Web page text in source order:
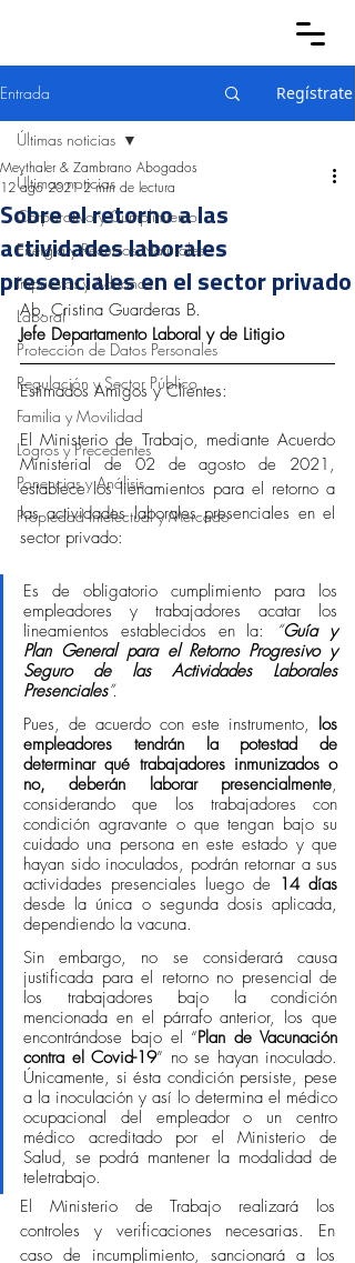
Entrada Regístrate
Últimas noticias
Corporativo y Cumplimiento
Energía y Recursos Naturales
Impuestos y Aduanas
Laboral
Protección de Datos Personales
Regulación y Sector Público
Familia y Movilidad
Logros y Precedentes
Ponencias y Análisis
Propiedad Intelectual y Mercado
Últimas noticias
Sobre el retorno a las
actividades laborales
presenciales en el sector privado
Meythaler & Zambrano Abogados
12 ago 2021 2 min de lectura
Ab. Cristina Guarderas B.
Jefe Departamento Laboral y de Litigio
Estimados Amigos y Clientes:
El Ministerio de Trabajo, mediante Acuerdo
Ministerial de 02 de agosto de 2021,
establece los lienamientos para el retorno a
las actividades laborales presenciales en el
sector privado:
Es de obligatorio cumplimiento para los
empleadores y trabajadores acatar los
lineamientos establecidos en la:
“Guía y
Plan General para el Retorno Progresivo y
Seguro de las Actividades Laborales
Presenciales”.
Pues, de acuerdo con este instrumento, los
empleadores tendrán la potestad de
determinar qué trabajadores inmunizados o
no, deberán laborar presencialmente,
considerando que los trabajadores con
condición agravante o que tengan bajo su
cuidado una persona en este estado y que
hayan sido inoculados, podrán retornar a sus
actividades presenciales luego de 14 días
desde la única o segunda dosis aplicada,
dependiendo la vacuna.
Sin embargo, no se considerará causa
justificada para el retorno no presencial de
los trabajadores bajo la condición
mencionada en el párrafo anterior, los que
encontrándose bajo el “Plan de Vacunación
contra el Covid-19” no se hayan inoculado.
Únicamente, si ésta condición persiste, pese
a la inoculación y así lo determina el médico
ocupacional del empleador o un centro
médico acreditado por el Ministerio de
Salud, se podrá mantener la modalidad de
teletrabajo.
El Ministerio de Trabajo realizará los
controles y verificaciones necesarias. En
caso de incumplimiento, sancionará a los